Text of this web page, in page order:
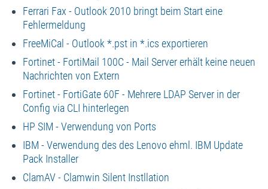
Ferrari Fax - Outlook 2010 bringt beim Start eine
Fehlermeldung
FreeMiCal - Outlook *.pst in *.ics exportieren
Fortinet - FortiMail 100C - Mail Server erhält keine neuen
Nachrichten von Extern
Fortinet - FortiGate 60F - Mehrere LDAP Server in der
Config via CLI hinterlegen
HP SIM - Verwendung von Ports
IBM - Verwendung des des Lenovo ehml. IBM Update
Pack Installer
ClamAV - Clamwin Silent Instllation